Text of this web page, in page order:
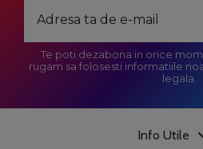
Te poti dezabona in orice
rugam sa folosesti informatiile
legala.
Info Utile